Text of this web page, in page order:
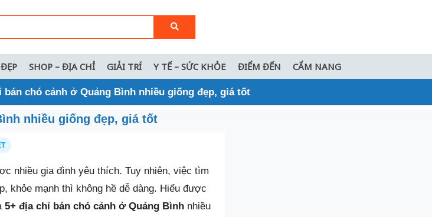
SHOP – ĐỊA CHỈ GIẢI TRÍ Y TẾ – SỨC KHỎE ĐIỂM ĐẾN CẨM NANG
bán chó cảnh ở Quảng Bình nhiều giống đẹp, giá tốt
nhiều giống đẹp, giá tốt
nhiều gia đình yêu thích. Tuy nhiên, việc tìm
khỏe mạnh thì không hề dễ dàng. Hiểu được
5+ địa chỉ bán chó cảnh ở Quảng Bình nhiều